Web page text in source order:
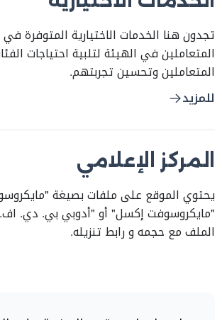
تجدون هنا الخدمات الاختيارية المتوفرة
المتعاملين في الهيئة لتلبية احتياجات
المتعاملين وتحسين تجربتهم.
للمزيد
المركز الإعلامي
يحتوي الموقع على ملفات بصيغة
"مايكروسوفت إكسل" أو "أدوبي بي. دي.
الملف مع حجمه و رابط تنزيله.